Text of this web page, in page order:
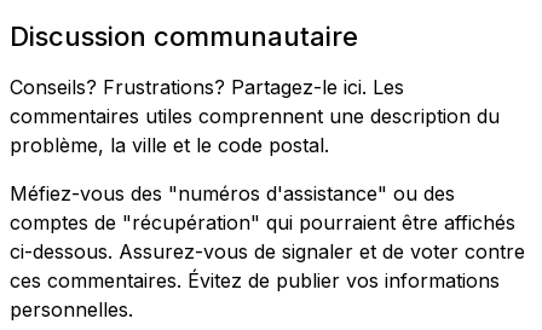
Discussion communautaire
Conseils? Frustrations? Partagez-le ici. Les
commentaires utiles comprennent une description du
problème, la ville et le code postal.
Méfiez-vous des "numéros d'assistance" ou des
comptes de "récupération" qui pourraient être affichés
ci-dessous. Assurez-vous de signaler et de voter contre
ces commentaires. Évitez de publier vos informations
personnelles.